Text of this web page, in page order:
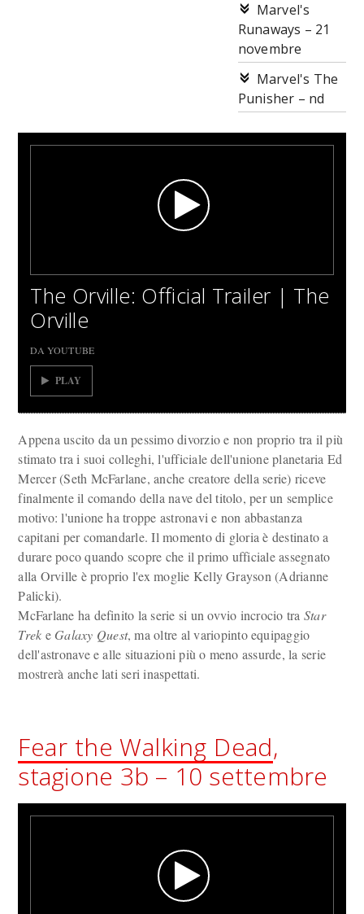
Marvel's
Runaways – 21
novembre
Marvel's The
Punisher – nd
The Orville: Official Trailer | The
Orville
DA YOUTUBE
PLAY
Appena uscito da un pessimo divorzio e non proprio tra il più
stimato tra i suoi colleghi, l'ufficiale dell'unione planetaria Ed
Mercer (Seth McFarlane, anche creatore della serie) riceve
finalmente il comando della nave del titolo, per un semplice
motivo: l'unione ha troppe astronavi e non abbastanza
capitani per comandarle. Il momento di gloria è destinato a
durare poco quando scopre che il primo ufficiale assegnato
alla Orville è proprio l'ex moglie Kelly Grayson (Adrianne
Palicki).
McFarlane ha definito la serie si un ovvio incrocio tra Star
Trek e Galaxy Quest, ma oltre al variopinto equipaggio
dell'astronave e alle situazioni più o meno assurde, la serie
mostrerà anche lati seri inaspettati.
Fear the Walking Dead,
stagione 3b – 10 settembre